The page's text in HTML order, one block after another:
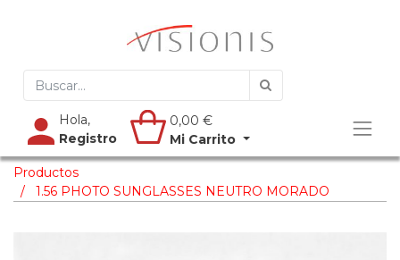
Hola,
Registro
0,00 €
Mi Carrito
Productos
1.56 PHOTO SUNGLASSES NEUTRO MORADO